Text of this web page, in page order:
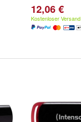
12,06 €
Kostenloser Versand